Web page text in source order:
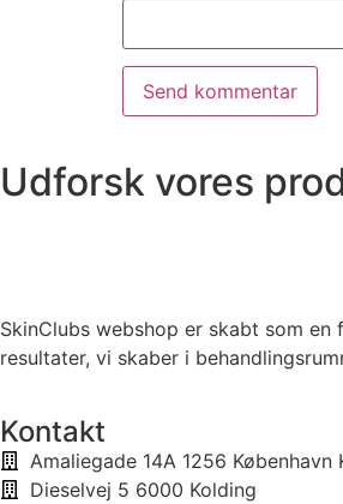
Udforsk vores
SkinClubs webshop er skabt som
resultater, vi skaber i
Kontakt
Amaliegade 14A 1256 København
Dieselvej 5 6000 Kolding